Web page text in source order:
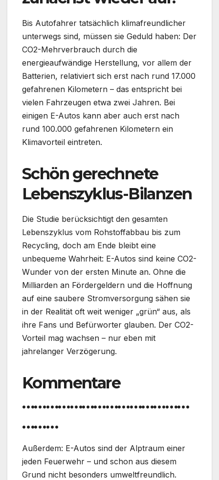
Bis Autofahrer tatsächlich klimafreundlicher
unterwegs sind, müssen sie Geduld haben: Der
CO2-Mehrverbrauch durch die
energieaufwändige Herstellung, vor allem der
Batterien, relativiert sich erst nach rund 17.000
gefahrenen Kilometern – das entspricht bei
vielen Fahrzeugen etwa zwei Jahren. Bei
einigen E-Autos kann aber auch erst nach
rund 100.000 gefahrenen Kilometern ein
Klimavorteil eintreten.
Schön gerechnete
Lebenszyklus-Bilanzen
Die Studie berücksichtigt den gesamten
Lebenszyklus vom Rohstoffabbau bis zum
Recycling, doch am Ende bleibt eine
unbequeme Wahrheit: E-Autos sind keine CO2-
Wunder von der ersten Minute an. Ohne die
Milliarden an Fördergeldern und die Hoffnung
auf eine saubere Stromversorgung sähen sie
in der Realität oft weit weniger „grün“ aus, als
ihre Fans und Befürworter glauben. Der CO2-
Vorteil mag wachsen – nur eben mit
jahrelanger Verzögerung.
Kommentare
……………………………………
………
Außerdem: E-Autos sind der Alptraum einer
jeden Feuerwehr – und schon aus diesem
Grund nicht besonders umweltfreundlich.